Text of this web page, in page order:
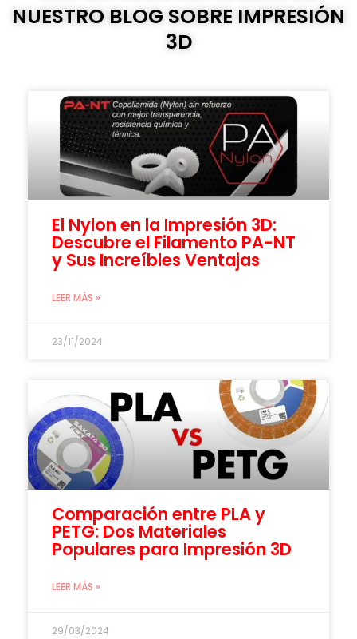
NUESTRO BLOG SOBRE IMPRESIÓN
3D
El Nylon en la Impresión 3D:
Descubre el Filamento PA-NT
y Sus Increíbles Ventajas
LEER MÁS »
23/11/2024
Comparación entre PLA y
PETG: Dos Materiales
Populares para Impresión 3D
LEER MÁS »
29/03/2024